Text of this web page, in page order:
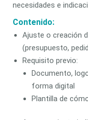
necesidades e
Contenido:
Ajuste o creación
(presupuesto,
Requisito previo:
Documento,
forma digital
Plantilla de